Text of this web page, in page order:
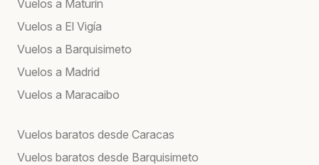
Vuelos a Maturín
Vuelos a El Vigía
Vuelos a Barquisimeto
Vuelos a Madrid
Vuelos a Maracaibo
Vuelos baratos desde Caracas
Vuelos baratos desde Barquisimeto